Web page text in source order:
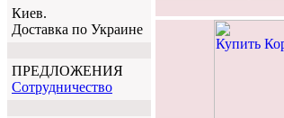
Киев.
Доставка по Украине
ПРЕДЛОЖЕНИЯ
Cотрудничество